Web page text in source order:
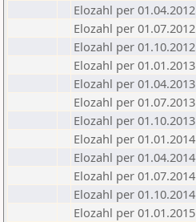
Elozahl per 01.04.2012
Elozahl per 01.07.2012
Elozahl per 01.10.2012
Elozahl per 01.01.2013
Elozahl per 01.04.2013
Elozahl per 01.07.2013
Elozahl per 01.10.2013
Elozahl per 01.01.2014
Elozahl per 01.04.2014
Elozahl per 01.07.2014
Elozahl per 01.10.2014
Elozahl per 01.01.2015